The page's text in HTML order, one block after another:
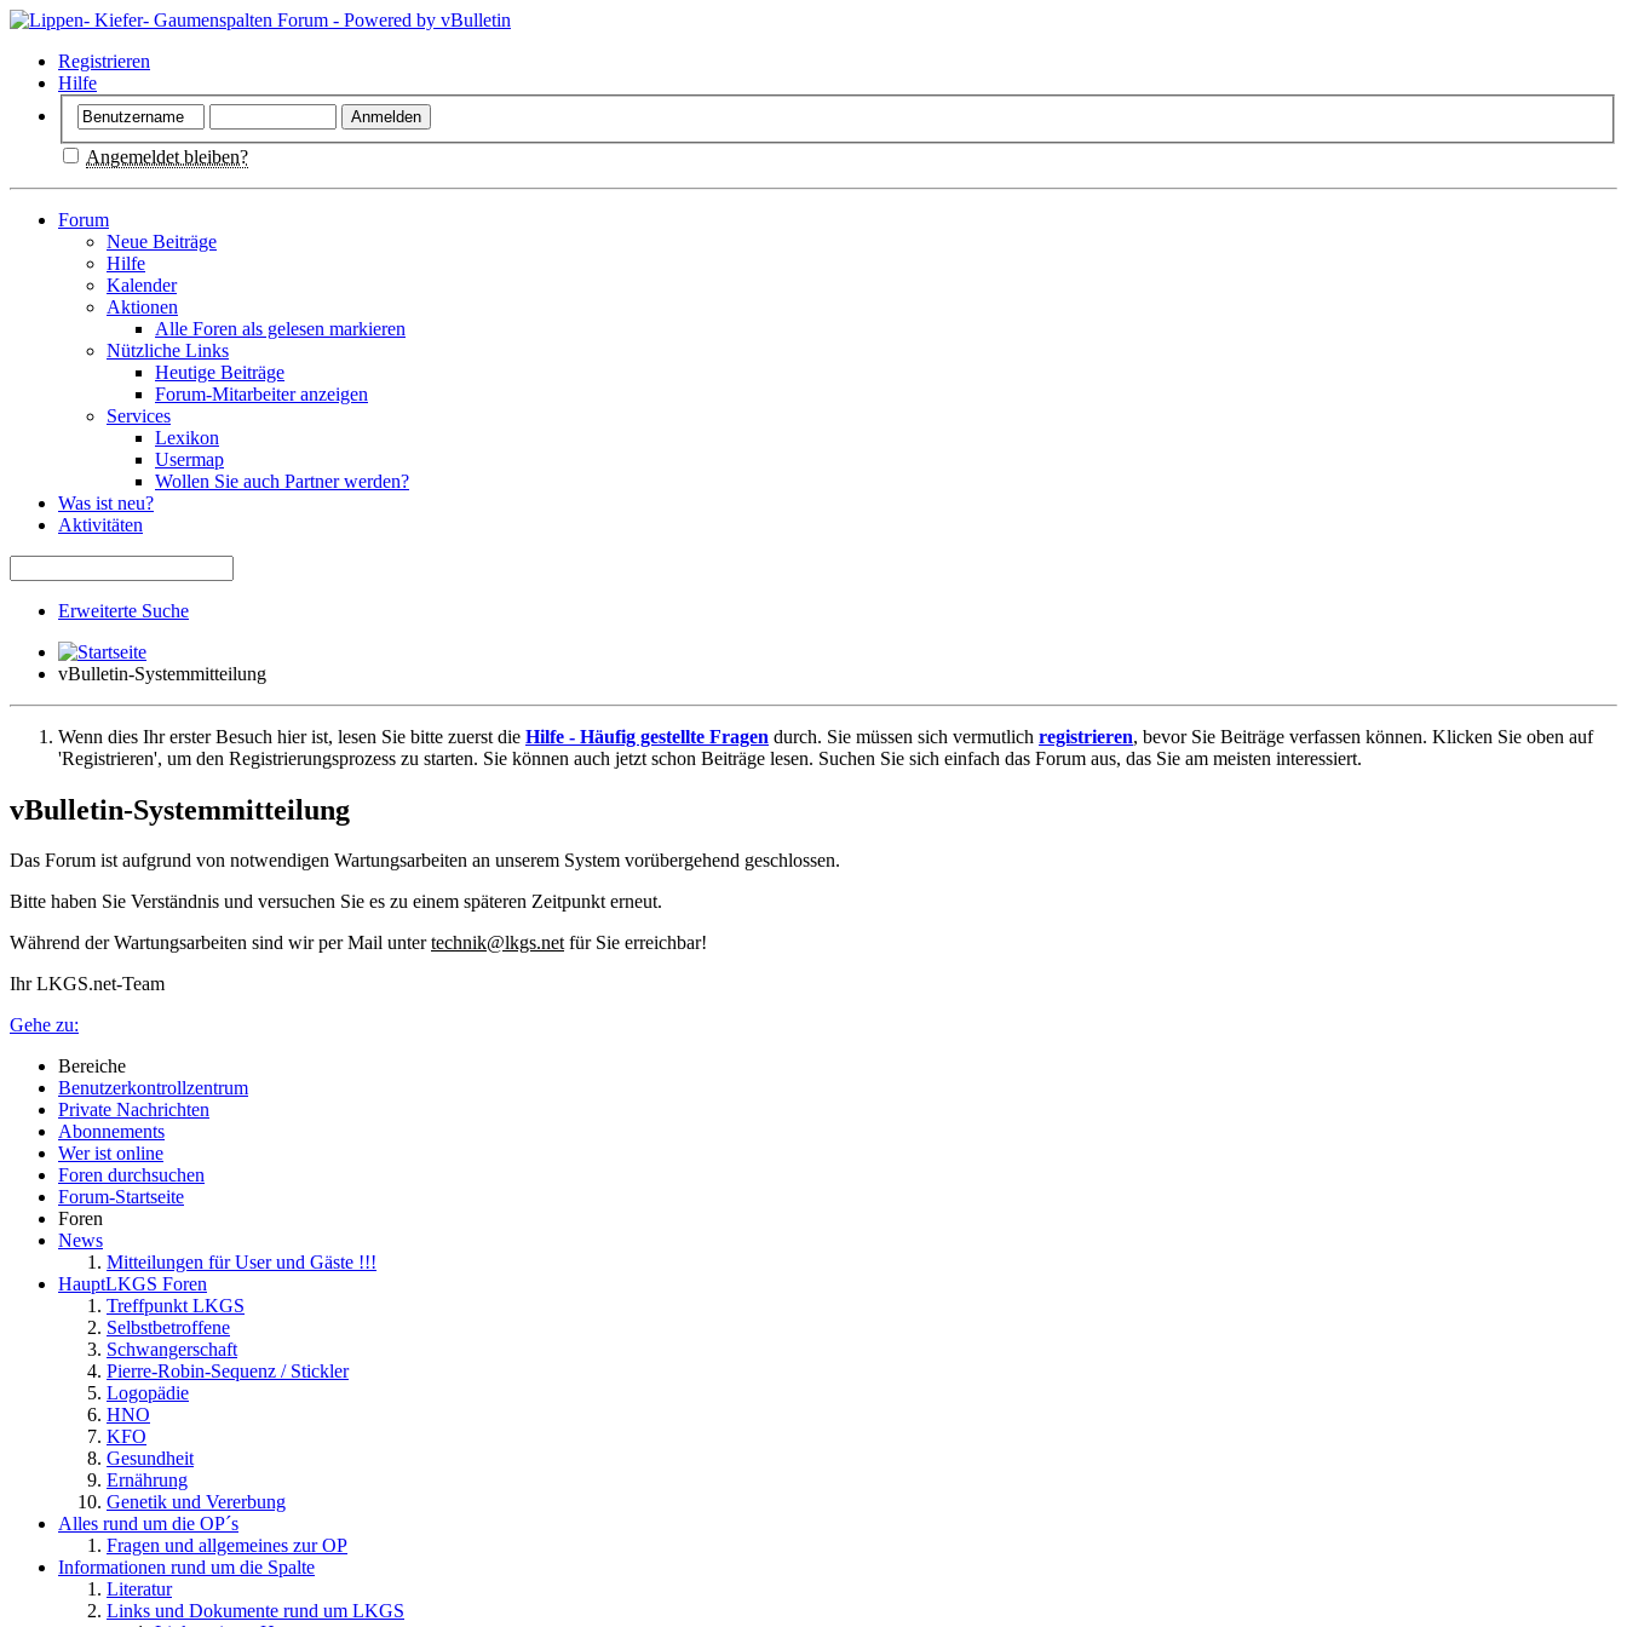
Registrieren
Hilfe
Angemeldet bleiben?
Forum
Neue Beiträge
Hilfe
Kalender
Aktionen
Alle Foren als gelesen markieren
Nützliche Links
Heutige Beiträge
Forum-Mitarbeiter anzeigen
Services
Lexikon
Usermap
Wollen Sie auch Partner werden?
Was ist neu?
Aktivitäten
Erweiterte Suche
vBulletin-Systemmitteilung
Wenn dies Ihr erster Besuch hier ist, lesen Sie bitte zuerst die Hilfe - Häufig gestellte Fragen durch. Sie müssen sich vermutlich registrieren, bevor Sie Beiträge verfassen können. Klicken Sie oben auf
'Registrieren', um den Registrierungsprozess zu starten. Sie können auch jetzt schon Beiträge lesen. Suchen Sie sich einfach das Forum aus, das Sie am meisten interessiert.
vBulletin-Systemmitteilung
Das Forum ist aufgrund von notwendigen Wartungsarbeiten an unserem System vorübergehend geschlossen.
Bitte haben Sie Verständnis und versuchen Sie es zu einem späteren Zeitpunkt erneut.
Während der Wartungsarbeiten sind wir per Mail untertechnik@lkgs.netfür Sie erreichbar!
Ihr LKGS.net-Team
Gehe zu:
Bereiche
Benutzerkontrollzentrum
Private Nachrichten
Abonnements
Wer ist online
Foren durchsuchen
Forum-Startseite
Foren
News
Mitteilungen für User und Gäste !!!
HauptLKGS Foren
Treffpunkt LKGS
Selbstbetroffene
Schwangerschaft
Pierre-Robin-Sequenz / Stickler
Logopädie
HNO
KFO
Gesundheit
Ernährung
Genetik und Vererbung
Alles rund um die OP´s
Fragen und allgemeines zur OP
Informationen rund um die Spalte
Literatur
Links und Dokumente rund um LKGS